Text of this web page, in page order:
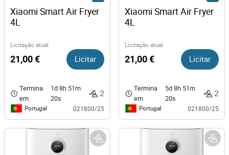
Xiaomi Smart Air Fryer
4L
Licitação atual
21,00 € Licitar
Termina
em
1d 8h 51m
20s
2
Portugal 021800/25
Xiaomi Smart Air Fryer
4L
Licitação atual
21,00 € Licitar
Termina
em
5d 8h 51m
20s
2
Portugal 021800/25